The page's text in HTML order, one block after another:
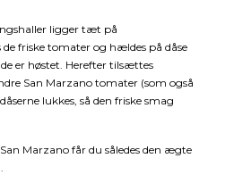
ligger tæt på
friske tomater og hældes på dåse
er høstet. Herefter tilsættes
San Marzano tomater (som også
lukkes, så den friske smag
Marzano får du således den ægte